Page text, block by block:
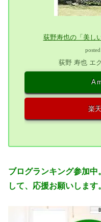
荻野寿也の「美し
荻野 寿也 エ
楽
ブログランキング参加中
して、応援お願いします